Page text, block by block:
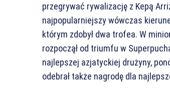
przegrywać rywalizację z Kepą
najpopularniejszy wówczas
którym zdobył dwa trofea. W
rozpoczął od triumfu w
najlepszej azjatyckiej drużyny,
odebrał także nagrodę dla